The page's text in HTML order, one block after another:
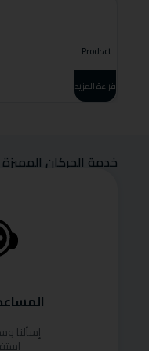
Product
قراءة المزيد
خدمة الحركان المميزة
إسألنا